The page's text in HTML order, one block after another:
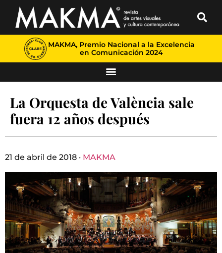
MAKMA, Premio Nacional a la Excelencia
en Comunicación 2024
La Orquesta de València sale
fuera 12 años después
21 de abril de 2018 · MAKMA